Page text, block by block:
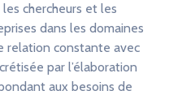
chercheurs et les
dans les domaines
relation constante avec
par l’élaboration
aux besoins de